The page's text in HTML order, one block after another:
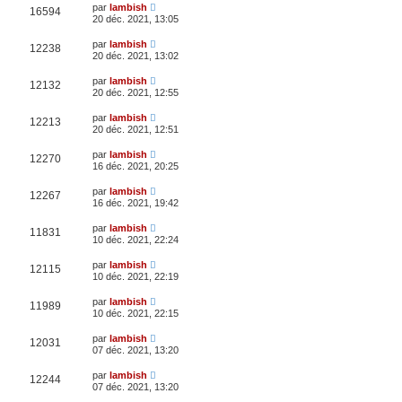
16594 par lambish
20 déc. 2021, 13:05
12238 par lambish
20 déc. 2021, 13:02
12132 par lambish
20 déc. 2021, 12:55
12213 par lambish
20 déc. 2021, 12:51
12270 par lambish
16 déc. 2021, 20:25
12267 par lambish
16 déc. 2021, 19:42
11831 par lambish
10 déc. 2021, 22:24
12115 par lambish
10 déc. 2021, 22:19
11989 par lambish
10 déc. 2021, 22:15
12031 par lambish
07 déc. 2021, 13:20
12244 par lambish
07 déc. 2021, 13:20